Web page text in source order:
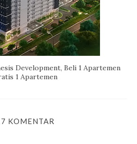
Development, Beli 1 Apartemen
1 Apartemen
KOMENTAR